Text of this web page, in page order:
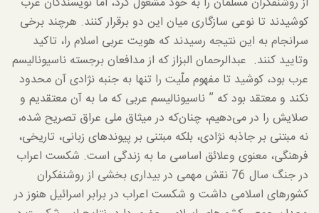
کوشیدند تا نوعی سازگاری میان این دو برقرار کنند. هرچند برخی
سرانجام به این نتیجه رسیدند که هویت عربی اسلام را، تاکید
وتایید کنند. عبدالرحمان البزاز که از مدافعان برجسته ناسیونالیسم
عرب بود، کوشید تا مفهوم ملّیت را تنها به جنبه نژادی آن محدود
نکند و معتقد بود که ” ناسیونالیسم عربی که ما به آن معتقدیم و
صلایش را در می‌دهیم، چنان‌که در میثاق ملی عراق تصریح شده،
نه مبتنی بر جاذبه نژادی، بلکه مبتنی بر پیوندهای زبانی، تاریخی،
فرهنگی، معنوی وعلائق اساسی ما به زندگی است. شکست اعراب
در جنگ سال 76 نقش مهمی در بیداری بخشی از روشنفکران
کشورهای اسلامی داشت و شکست اعراب در برابر اسرائیل هنوز در